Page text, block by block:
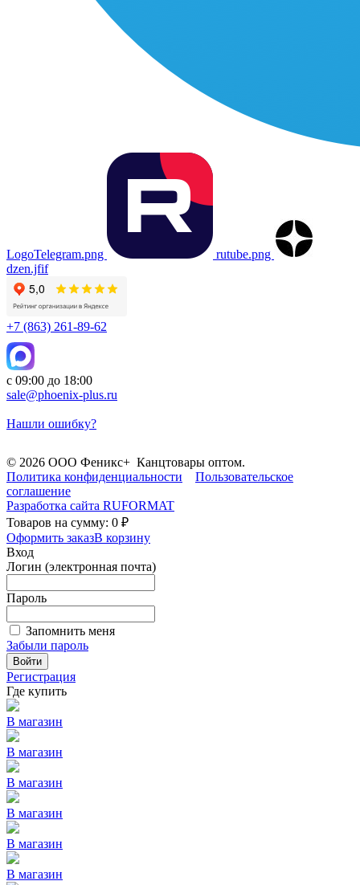
LogoTelegram.png
rutube.png
dzen.jfif
+7 (863) 261-89-62
с 09:00 до 18:00
sale@phoenix-plus.ru
Нашли ошибку?
© 2026 ООО Феникс+ Канцтовары оптом.
Политика конфиденциальности
Пользовательское
соглашение
Разработка сайта RUFORMAT
Товаров на сумму: 0 ₽
Оформить заказВ корзину
Вход
Логин (электронная почта)
Пароль
Запомнить меня
Забыли пароль
Войти
Регистрация
Где купить
В магазин
В магазин
В магазин
В магазин
В магазин
В магазин